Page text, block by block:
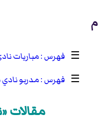
م
☰
مباريات
☰
مدربو
مقالات